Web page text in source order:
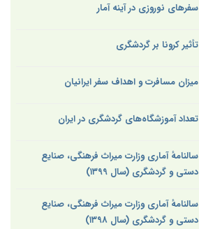
سفرهای نوروزی در آینه آمار
تأثیر کرونا بر گردشگری
میزان مسافرت و اهداف سفر ایرانیان
تعداد آموزشگاه‌های گردشگری در ایران
سالنامهٔ آماری وزارت میراث فرهنگی، صنایع
دستی و گردشگری (سال ۱۳۹9)
سالنامهٔ آماری وزارت میراث فرهنگی، صنایع
دستی و گردشگری (سال ۱۳۹8)